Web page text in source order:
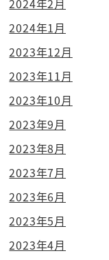
2024年2月
2024年1月
2023年12月
2023年11月
2023年10月
2023年9月
2023年8月
2023年7月
2023年6月
2023年5月
2023年4月